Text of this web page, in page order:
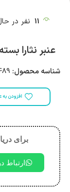
11 نفر در
عنبر نثارا
شناسه محصول:
افزودن به
برای
ارتباط